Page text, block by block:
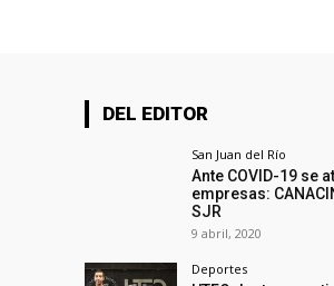
DEL EDITOR
San Juan del Río
Ante COVID-19 se
empresas:
SJR
9 abril, 2020
Deportes